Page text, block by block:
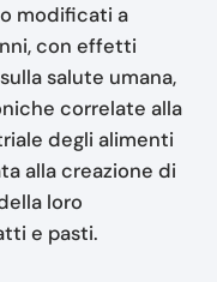
modificati a
con effetti
salute umana,
correlate alla
degli alimenti
alla creazione di
loro
e pasti.